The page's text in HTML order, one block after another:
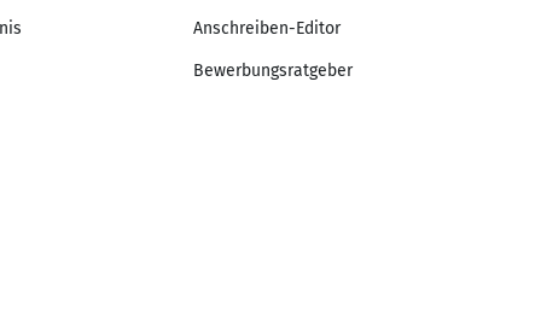
Anschreiben-Editor
Bewerbungsratgeber